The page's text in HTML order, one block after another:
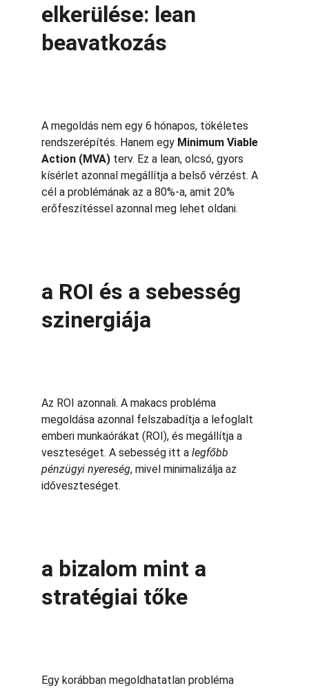
elkerülése: lean
beavatkozás
A megoldás nem egy 6 hónapos, tökéletes
rendszerépítés. Hanem egy Minimum Viable
Action (MVA) terv. Ez a lean, olcsó, gyors
kísérlet azonnal megállítja a belső vérzést. A
cél a problémának az a 80%-a, amit 20%
erőfeszítéssel azonnal meg lehet oldani.
a ROI és a sebesség
szinergiája
Az ROI azonnali. A makacs probléma
megoldása azonnal felszabadítja a lefoglalt
emberi munkaórákat (ROI), és megállítja a
veszteséget. A sebesség itt a legfőbb
pénzügyi nyereség, mivel minimalizálja az
időveszteséget.
a bizalom mint a
stratégiai tőke
Egy korábban megoldhatatlan probléma